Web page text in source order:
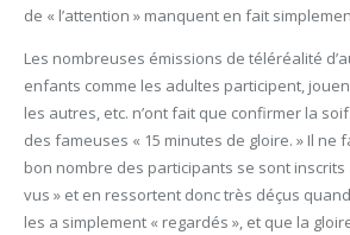
de « l’attention » manquent en fait
Les nombreuses émissions de téléréalité
enfants comme les adultes participent,
les autres, etc. n’ont fait que confirmer la
des fameuses « 15 minutes de gloire. » Il ne
bon nombre des participants se sont inscrits
vus » et en ressortent donc très déçus
les a simplement « regardés », et que la